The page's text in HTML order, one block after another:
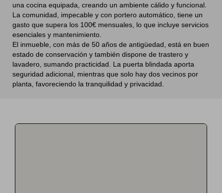
una cocina equipada, creando un ambiente cálido y funcional.
La comunidad, impecable y con portero automático, tiene un
gasto que supera los 100€ mensuales, lo que incluye servicios
esenciales y mantenimiento.
El inmueble, con más de 50 años de antigüedad, está en buen
estado de conservación y también dispone de trastero y
lavadero, sumando practicidad. La puerta blindada aporta
seguridad adicional, mientras que solo hay dos vecinos por
planta, favoreciendo la tranquilidad y privacidad.